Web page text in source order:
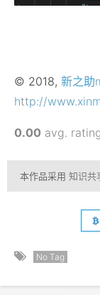
© 2018, 新之助
http://
0.00 avg.
本作品采用 知识共
No Tag